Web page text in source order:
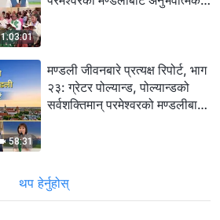
1:03:01
58:31
मण्डली जीवनबारे प्रत्यक्ष रिपोर्ट, भाग
२३: ग्रेटर पोल्यान्ड, पोल्यान्डको
सर्वशक्तिमान्‌ परमेश्‍वरको मण्डलीबाट
थप हेर्नुहोस्